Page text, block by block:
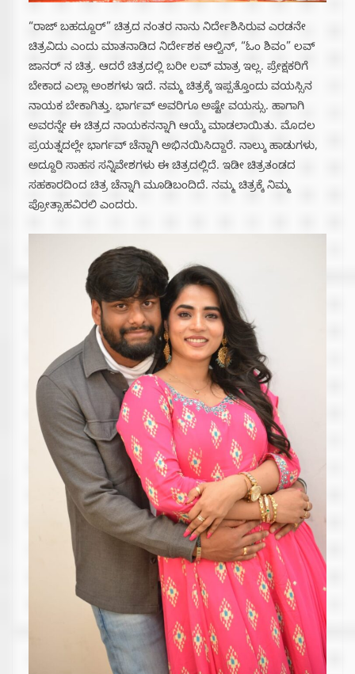
“ರಾಜ್ ಬಹದ್ದೂರ್” ಚಿತ್ರದ ನಂತರ ನಾನು ನಿರ್ದೇಶಿಸಿರುವ ಎರಡನೇ
ಚಿತ್ರವಿದು ಎಂದು ಮಾತನಾಡಿದ ನಿರ್ದೇಶಕ ಆಲ್ವಿನ್, “ಓಂ ಶಿವಂ” ಲವ್
ಜಾನರ್ ನ ಚಿತ್ರ. ಆದರೆ ಚಿತ್ರದಲ್ಲಿ ಬರೀ ಲವ್ ಮಾತ್ರ ಇಲ್ಲ. ಪ್ರೇಕ್ಷಕರಿಗೆ
ಬೇಕಾದ ಎಲ್ಲಾ ಅಂಶಗಳು ಇದೆ. ನಮ್ಮ ಚಿತ್ರಕ್ಕೆ ಇಪ್ಪತ್ತೊಂದು ವಯಸ್ಸಿನ
ನಾಯಕ ಬೇಕಾಗಿತ್ತು. ಭಾರ್ಗವ್ ಅವರಿಗೂ ಅಷ್ಟೇ ವಯಸ್ಸು. ಹಾಗಾಗಿ
ಅವರನ್ನೇ ಈ ಚಿತ್ರದ ನಾಯಕನನ್ನಾಗಿ ಆಯ್ಕೆ ಮಾಡಲಾಯಿತು. ಮೊದಲ
ಪ್ರಯತ್ನದಲ್ಲೇ ಭಾರ್ಗವ್ ಚೆನ್ನಾಗಿ ಅಭಿನಯಿಸಿದ್ದಾರೆ. ನಾಲ್ಕು ಹಾಡುಗಳು,
ಅದ್ದೂರಿ ಸಾಹಸ ಸನ್ನಿವೇಶಗಳು ಈ ಚಿತ್ರದಲ್ಲಿದೆ. ಇಡೀ ಚಿತ್ರತಂಡದ
ಸಹಕಾರದಿಂದ ಚಿತ್ರ ಚೆನ್ನಾಗಿ ಮೂಡಿಬಂದಿದೆ. ನಮ್ಮ ಚಿತ್ರಕ್ಕೆ ನಿಮ್ಮ
ಪ್ರೋತ್ಸಾಹವಿರಲಿ ಎಂದರು.